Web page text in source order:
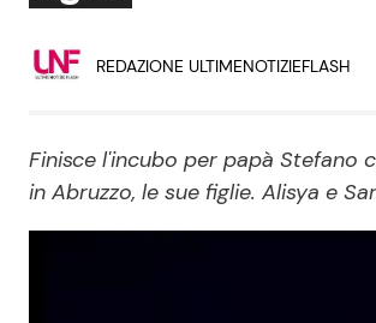
News dal mondo
REDAZIONE ULTIMENOTIZIEFLASH
Finisce l'incubo per papà Stefano
in Abruzzo, le sue figlie. Alisya e